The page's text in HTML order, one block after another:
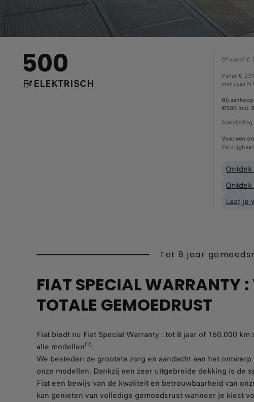
500
ELEKTRISCH
Of vanaf €
Vanaf €
met
Bij
€500 incl.
Voor een
Laat je
Tot 8 jaar
FIAT SPECIAL WARRANTY :
TOTALE GEMOEDRUST
Fiat biedt nu Fiat Special Warranty : tot 8 jaar of 160.000
alle modellen(1).
We besteden de grootste zorg en aandacht aan het
onze modellen. Dankzij een zeer uitgebreide dekking is de
Fiat een bewijs van de kwaliteit en betrouwbaarheid van
kan genieten van volledige gemoedsrust wanneer je kiest